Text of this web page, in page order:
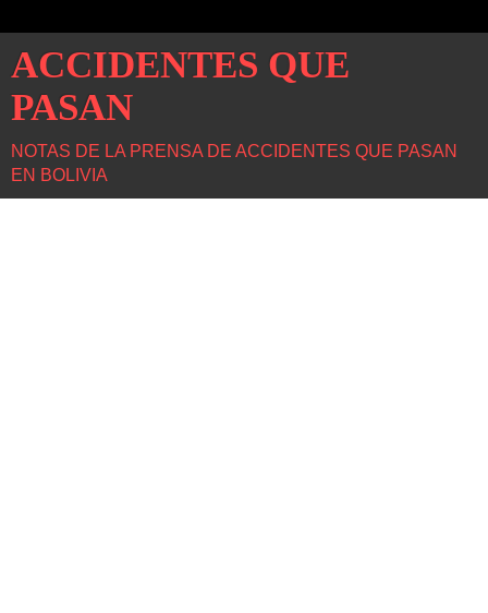
ACCIDENTES QUE
PASAN
NOTAS DE LA PRENSA DE ACCIDENTES QUE PASAN
EN BOLIVIA